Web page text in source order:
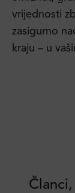
vrijednosti
zasigurno
kraju – u